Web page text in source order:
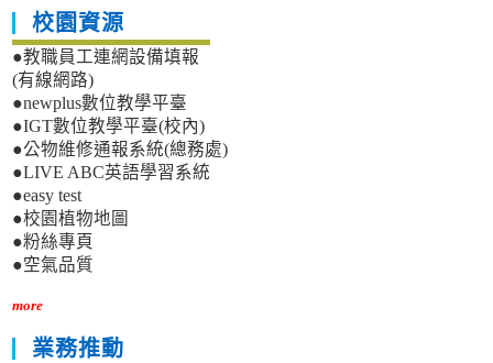
校園資源
●教職員工連網設備填報
(有線網路)
●newplus數位教學平臺
●IGT數位教學平臺(校內)
●公物維修通報系統(總務處)
●LIVE ABC英語學習系統
●easy test
●校園植物地圖
●粉絲專頁
●空氣品質
more
業務推動